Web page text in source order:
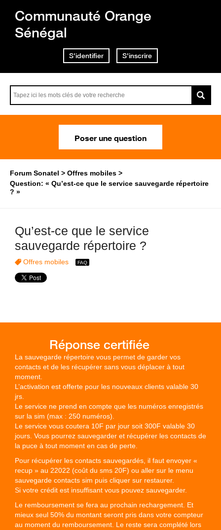
Communauté Orange
Sénégal
S'identifier S'inscrire
Poser une question
Forum Sonatel
Offres mobiles
Question: « Qu’est-ce que le service sauvegarde répertoire
? »
Qu’est-ce que le service
sauvegarde répertoire ?
Offres mobiles
La sauvegarde répertoire vous permet de garder vos
contacts et de les récupérer sans vous déplacer à tout
moment.
L’activation est offerte pour les nouveaux clients valable 30
jrs.
Le service ne prend en compte que les numéros enregistrés
sur la sim (max : 250 numéros).
Le service vous coutera 10F par jour soit 300F valable 30
jours. Vous pourrez sauvegarder et récupérer les contacts de
la puce à tout moment en cas de perte.
Pour récupérer les contacts sauvegardés, il faut envoyer «
recup » au 22022 (coût du sms 20F) ou aller sur le menu
sauvegarde contacts sim puis cliquer sur restaurer.
Si votre crédit est insuffisant vous pouvez sauvegarder.
Le remboursement se fera au prochain rechargement. Et
mieux seul 50% du montant seront pris dans votre compteur
au moment du remboursement. Le reste sera complété lors